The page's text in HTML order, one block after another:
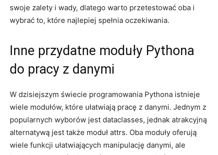
⁢swoje zalety i wady,⁤ dlatego⁣ warto przetestować ⁣oba i
wybrać ⁤to, ⁤które najlepiej⁤ spełnia oczekiwania.
Inne przydatne⁣ moduły Pythona
do pracy z‌ danymi
W dzisiejszym świecie programowania Pythona ⁤istnieje
wiele modułów, które ‌ułatwiają pracę z​ danymi. Jednym z
popularnych wyborów jest dataclasses, jednak atrakcyjną
alternatywą ​jest także⁤ moduł ⁣attrs. Oba moduły⁤ oferują
wiele funkcji ułatwiających‍ manipulację ⁤danymi, ale